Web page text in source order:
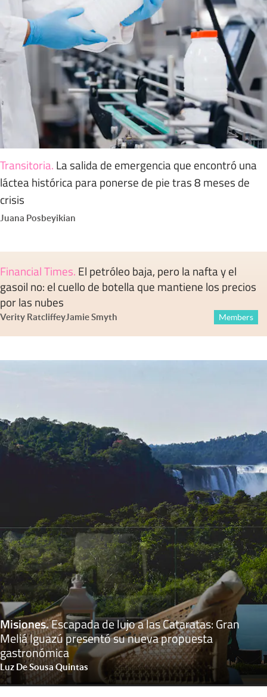
Transitoria. La salida de emergencia que encontró una
láctea histórica para ponerse de pie tras 8 meses de
crisis
Juana Posbeyikian
Financial Times. El petróleo baja, pero la nafta y el
gasoil no: el cuello de botella que mantiene los precios
por las nubes
Verity RatcliffeyJamie Smyth Members
Misiones.Escapada de lujo a las Cataratas: Gran
Meliá Iguazú presentó su nueva propuesta
gastronómica
Luz De Sousa Quintas